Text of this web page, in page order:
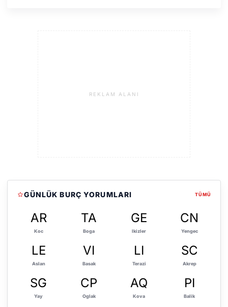
REKLAM ALANI
GÜNLÜK BURÇ YORUMLARI TÜMÜ
AR
Koc
TA
Boga
GE
Ikizler
CN
Yengec
LE
Aslan
VI
Basak
LI
Terazi
SC
Akrep
SG
Yay
CP
Oglak
AQ
Kova
PI
Balik